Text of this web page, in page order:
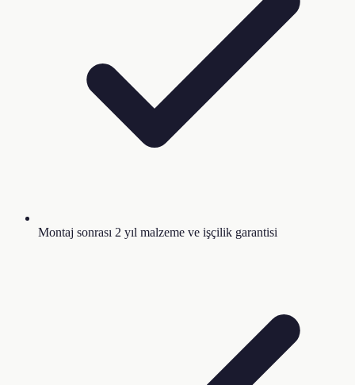
Montaj sonrası 2 yıl malzeme ve işçilik garantisi